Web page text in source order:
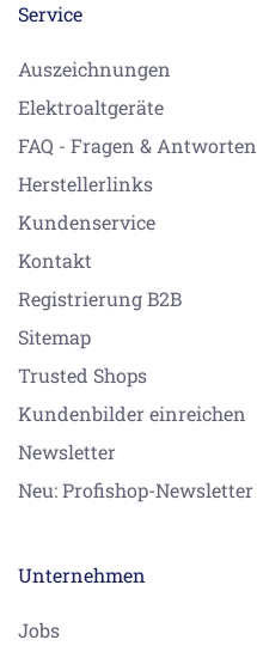
Service
Auszeichnungen
Elektroaltgeräte
FAQ - Fragen & Antworten
Herstellerlinks
Kundenservice
Kontakt
Registrierung B2B
Sitemap
Trusted Shops
Kundenbilder einreichen
Newsletter
Neu: Profishop-Newsletter
Unternehmen
Jobs